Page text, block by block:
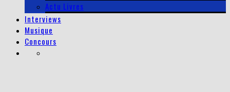
Actu Livres
Interviews
Musique
Concours